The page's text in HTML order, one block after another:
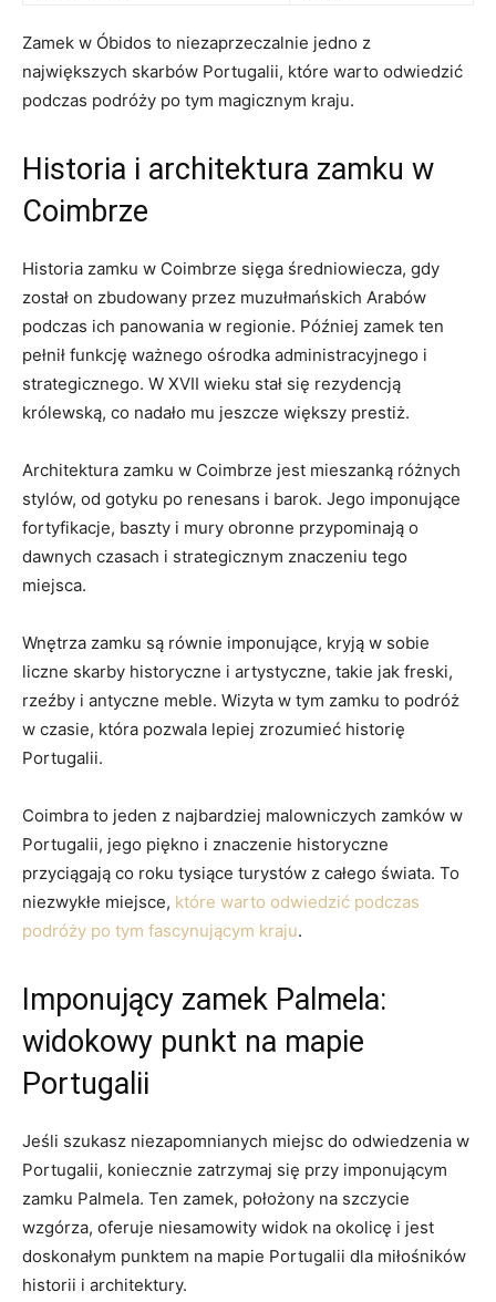
Zamek⁢ w Óbidos to ⁤niezaprzeczalnie jedno z
największych ‍skarbów Portugalii, które warto odwiedzić⁤
podczas podróży po tym magicznym kraju.
Historia i architektura zamku ‍w
Coimbrze
Historia zamku w Coimbrze sięga‌ średniowiecza, gdy
został on zbudowany ⁣przez ⁢muzułmańskich ‌Arabów
podczas ich panowania w regionie. ‍Później zamek ten
pełnił‍ funkcję ważnego ośrodka administracyjnego i
strategicznego. W⁤ XVII ​wieku stał się rezydencją
królewską, co nadało‌ mu jeszcze większy prestiż.
Architektura zamku w Coimbrze ⁣jest⁢ mieszanką różnych
⁤stylów, od gotyku po renesans i barok. Jego‍ imponujące
fortyfikacje, baszty​ i mury obronne‌ przypominają⁣ o ​
dawnych czasach i strategicznym‍ znaczeniu tego
miejsca.
Wnętrza⁤ zamku są⁤ równie imponujące, kryją​ w sobie ​
liczne skarby historyczne i artystyczne, takie jak‌ freski,
rzeźby i antyczne meble. Wizyta w tym zamku to ‌podróż
⁣w czasie, która pozwala lepiej zrozumieć historię
Portugalii.
Coimbra to jeden z najbardziej malowniczych​ zamków⁣ w
Portugalii, jego piękno i znaczenie historyczne
przyciągają co⁢ roku tysiące ⁣turystów z całego świata. To
niezwykłe miejsce,⁤ które warto odwiedzić podczas
podróży po tym fascynującym kraju.
Imponujący zamek Palmela:
widokowy ‍punkt na mapie
Portugalii
Jeśli szukasz niezapomnianych‍ miejsc do odwiedzenia ⁤w⁤
Portugalii, ⁢koniecznie zatrzymaj⁤ się przy ⁣imponującym
‌zamku Palmela. Ten​ zamek, położony na szczycie
wzgórza, oferuje niesamowity widok na okolicę i ‍jest
doskonałym punktem na mapie Portugalii dla miłośników
historii‍ i architektury.